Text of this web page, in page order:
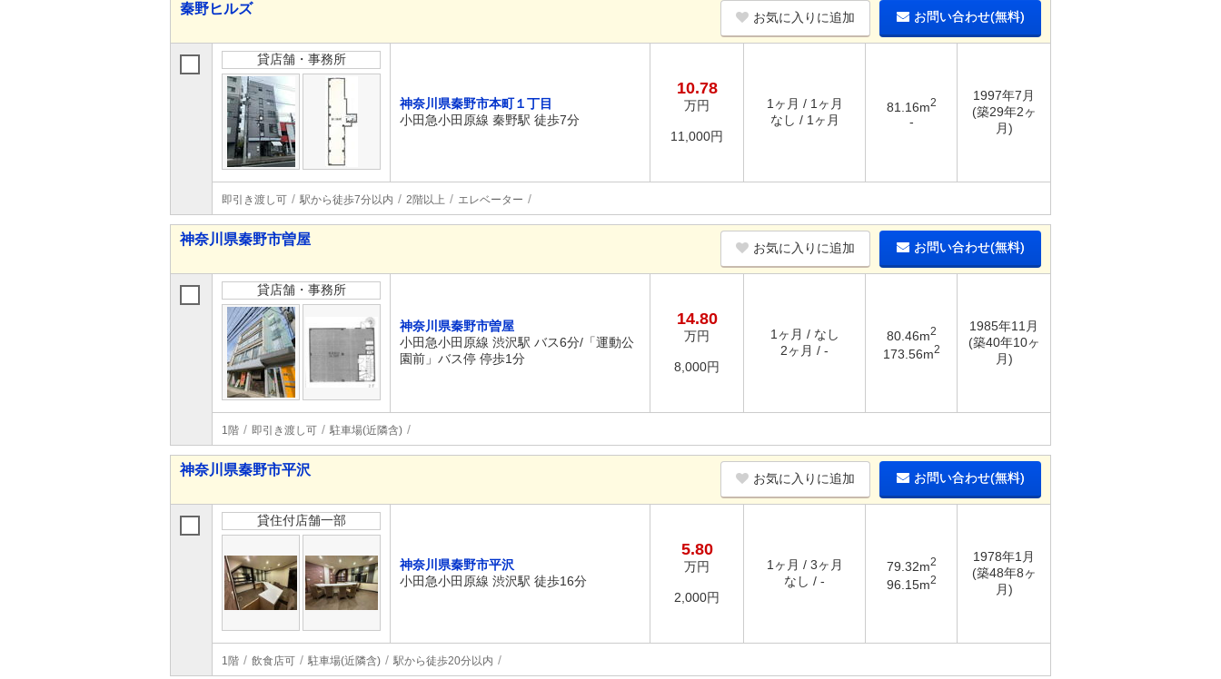
秦野ヒルズ
お気に入りに追加 お問い合わせ(無料)
貸店舗・事務所
神奈川県秦野市本町１丁目
小田急小田原線 秦野駅 徒歩7分
10.78
万円
11,000円
1ヶ月 / 1ヶ月
なし / 1ヶ月
81.16m2
-
1997年7月
(築29年2ヶ
月)
即引き渡し可 駅から徒歩7分以内 2階以上 エレベーター
神奈川県秦野市曽屋
お気に入りに追加 お問い合わせ(無料)
貸店舗・事務所
神奈川県秦野市曽屋
小田急小田原線 渋沢駅 バス6分/「運動公
園前」バス停 停歩1分
14.80
万円
8,000円
1ヶ月 / なし
2ヶ月 / -
80.46m2
173.56m2
1985年11月
(築40年10ヶ
月)
1階 即引き渡し可 駐車場(近隣含)
神奈川県秦野市平沢
お気に入りに追加 お問い合わせ(無料)
貸住付店舗一部
神奈川県秦野市平沢
小田急小田原線 渋沢駅 徒歩16分
5.80
万円
2,000円
1ヶ月 / 3ヶ月
なし / -
79.32m2
96.15m2
1978年1月
(築48年8ヶ
月)
1階 飲食店可 駐車場(近隣含) 駅から徒歩20分以内